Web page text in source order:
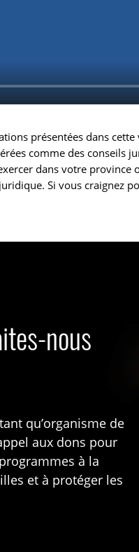
présentées dans
comme des conseils
dans votre province
Si vous craignez
nous
qu’organisme de
aux dons pour
à la
et à protéger les